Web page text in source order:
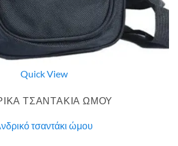
Quick View
ΤΣΑΝΤΑΚΙΑ ΩΜΟΥ
τσαντάκι ώμου